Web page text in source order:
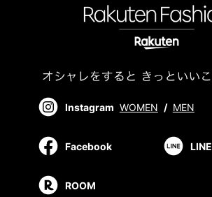
Instagram WOMEN / MEN
Facebook LINE
ROOM